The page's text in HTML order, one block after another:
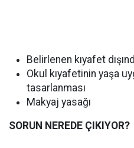
Belirlenen kıyafet
Okul kıyafetinin yaşa
tasarlanması
Makyaj yasağı
SORUN NEREDE ÇIKIYOR?